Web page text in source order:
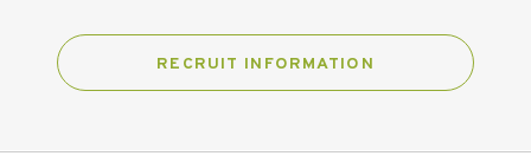
RECRUIT INFORMATION